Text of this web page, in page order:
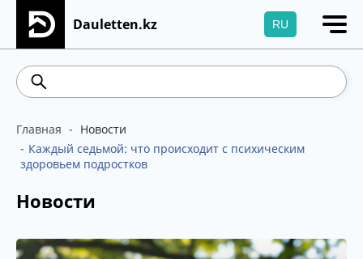
Dauletten.kz RU
Сіздің өтінішіңіз сәтті жіберілді, Рақмет!
Главная
Новости
Каждый седьмой: что происходит с психическим
здоровьем подростков
Новости